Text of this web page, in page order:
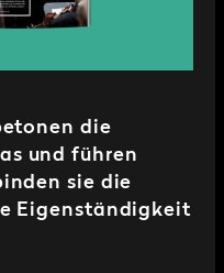
die
und führen
sie die
Eigenständigkeit